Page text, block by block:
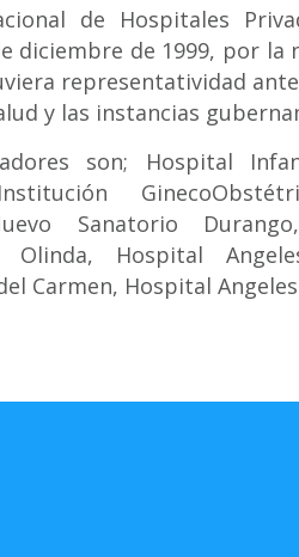
de Hospitales
diciembre de 1999, por la
representatividad
y las instancias
son; Hospital
Sanatorio
Olinda, Hospital
Carmen, Hospital